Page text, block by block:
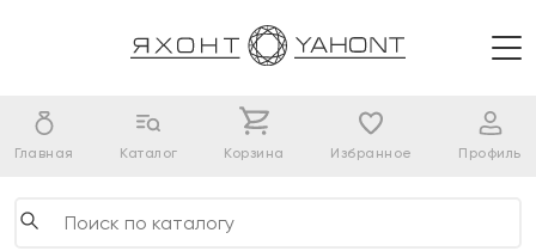
Главная Каталог Корзина Избранное Профиль